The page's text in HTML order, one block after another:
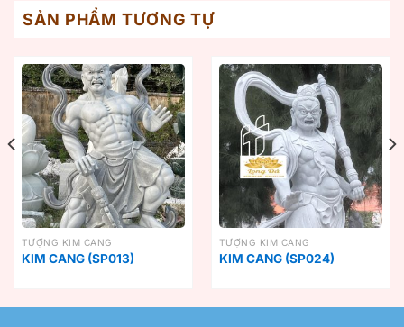
SẢN PHẨM TƯƠNG TỰ
TƯỢNG KIM CANG
KIM CANG (SP013)
TƯỢNG KIM CANG
KIM CANG (SP024)